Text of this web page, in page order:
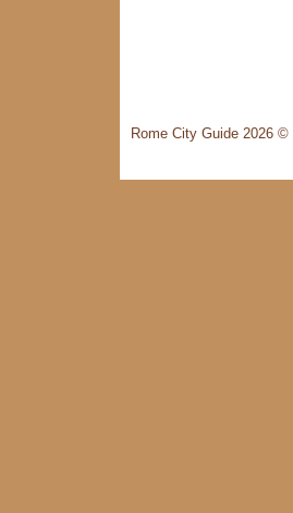
Rome City Guide 2026 ©